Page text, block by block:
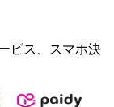
ビス、スマホ決